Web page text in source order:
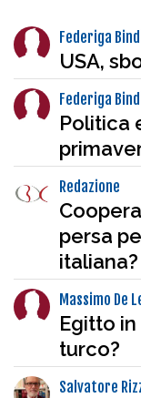
Federiga
USA,
Federiga
Politica
Redazione
persa
italiana?
Massimo De
Egitto
turco?
Salvatore